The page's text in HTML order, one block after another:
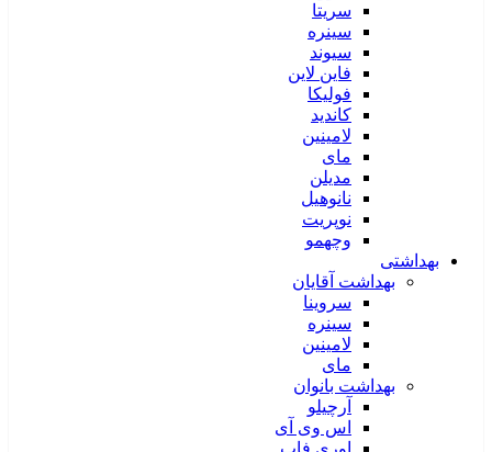
سریتا
سینره
سیوند
فاین لاین
فولیکا
کاندید
لامینین
مای
مدیلن
نانوهیل
نوپریت
وچهمو
بهداشتی
بهداشت آقایان
سروینا
سینره
لامینین
مای
بهداشت بانوان
آرچیلو
اس وی آی
اوری فاب